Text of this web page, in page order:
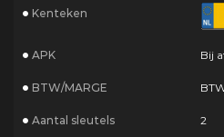
Kenteken
APK Bij
BTW/MARGE
Aantal sleutels 2